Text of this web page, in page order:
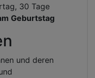
30 Tage
Geburtstag
und deren